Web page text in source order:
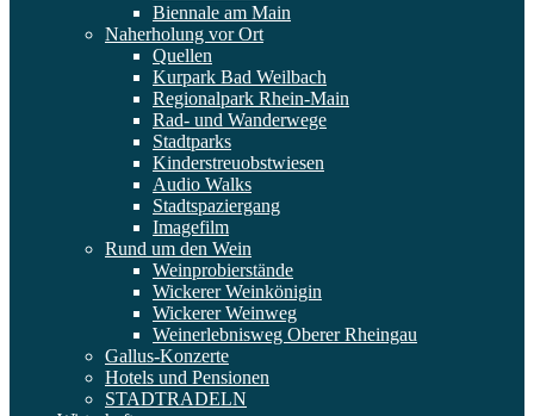
Biennale am Main
Naherholung vor Ort
Quellen
Kurpark Bad Weilbach
Regionalpark Rhein-Main
Rad- und Wanderwege
Stadtparks
Kinderstreuobstwiesen
Audio Walks
Stadtspaziergang
Imagefilm
Rund um den Wein
Weinprobierstände
Wickerer Weinkönigin
Wickerer Weinweg
Weinerlebnisweg Oberer Rheingau
Gallus-Konzerte
Hotels und Pensionen
STADTRADELN